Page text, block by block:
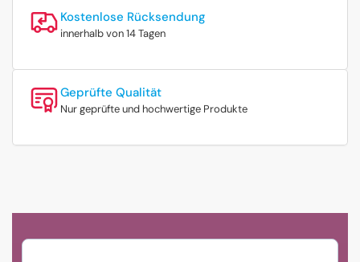
Kostenlose Rücksendung
innerhalb von 14 Tagen
Geprüfte Qualität
Nur geprüfte und hochwertige Produkte